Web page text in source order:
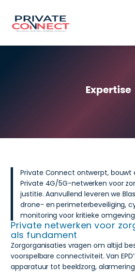
Expertise
Private Connect ontwerpt, bouwt
Private 4G/5G-netwerken voor
justitie. Aanvullend leveren we
drone- en perimeterbeveiliging,
monitoring voor kritieke
Private netwerken voor
als fundament
Zorgorganisaties vragen om altijd
voorspelbare connectiviteit. Van
apparatuur tot beeldzorg, alarmering